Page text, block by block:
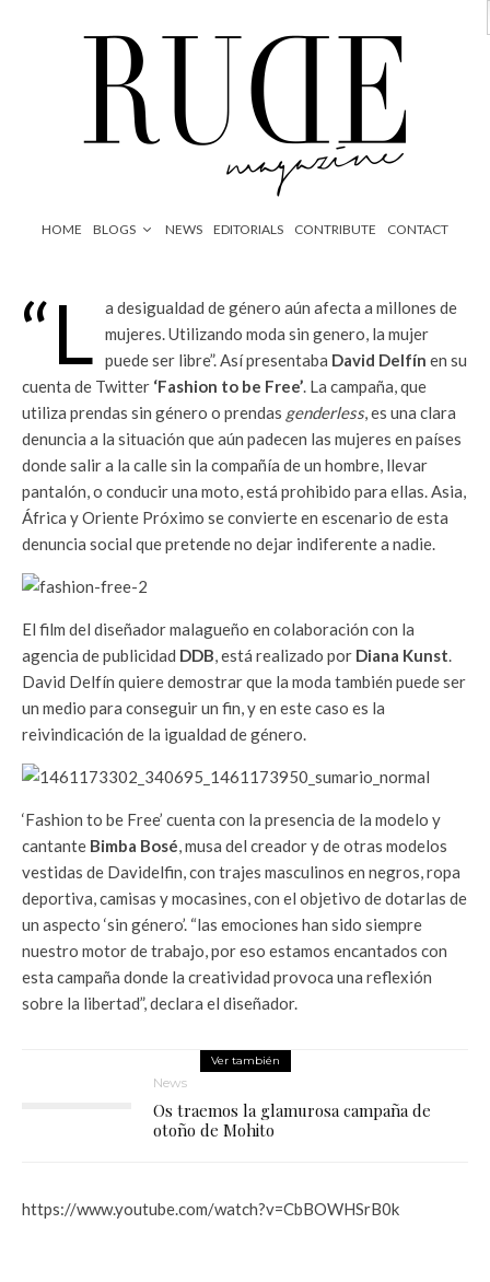
HOME BLOGS NEWS EDITORIALS CONTRIBUTE CONTACT
“L
a desigualdad de género aún afecta a millones de
mujeres. Utilizando moda sin genero, la mujer
puede ser libre”. Así presentaba David Delfín en su
cuenta de Twitter ‘Fashion to be Free’. La campaña, que
utiliza prendas sin género o prendas genderless, es una clara
denuncia a la situación que aún padecen las mujeres en países
donde salir a la calle sin la compañía de un hombre, llevar
pantalón, o conducir una moto, está prohibido para ellas. Asia,
África y Oriente Próximo se convierte en escenario de esta
denuncia social que pretende no dejar indiferente a nadie.
El film del diseñador malagueño en colaboración con la
agencia de publicidad DDB, está realizado por Diana Kunst.
David Delfín quiere demostrar que la moda también puede ser
un medio para conseguir un fin, y en este caso es la
reivindicación de la igualdad de género.
‘Fashion to be Free’ cuenta con la presencia de la modelo y
cantante Bimba Bosé, musa del creador y de otras modelos
vestidas de Davidelfin, con trajes masculinos en negros, ropa
deportiva, camisas y mocasines, con el objetivo de dotarlas de
un aspecto ‘sin género’. “las emociones han sido siempre
nuestro motor de trabajo, por eso estamos encantados con
esta campaña donde la creatividad provoca una reflexión
sobre la libertad”, declara el diseñador.
Ver también
News
Os traemos la glamurosa campaña de
otoño de Mohito
https://www.youtube.com/watch?v=CbBOWHSrB0k